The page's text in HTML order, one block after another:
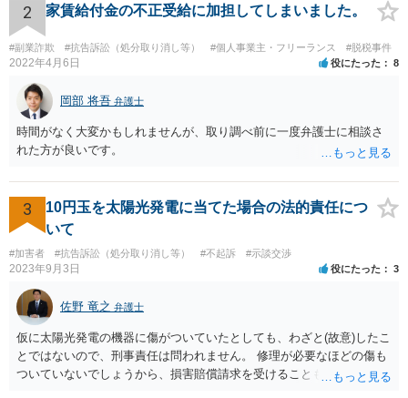
2 家賃給付金の不正受給に加担してしまいました。
#副業詐欺 #抗告訴訟（処分取り消し等） #個人事業主・フリーランス #脱税事件
2022年4月6日 役にたった 8
岡部 将吾 弁護士
時間がなく大変かもしれませんが、取り調べ前に一度弁護士に相談さ
れた方が良いです。
3
10円玉を太陽光発電に当てた場合の法的責任につ
いて
#加害者 #抗告訴訟（処分取り消し等） #不起訴 #示談交渉
2023年9月3日 役にたった 3
佐野 竜之 弁護士
仮に太陽光発電の機器に傷がついていたとしても、わざと(故意)したこ
とではないので、刑事責任は問われません。 修理が必要なほどの傷も
ついていないでしょうから、損害賠償請求を受けることもないと思い